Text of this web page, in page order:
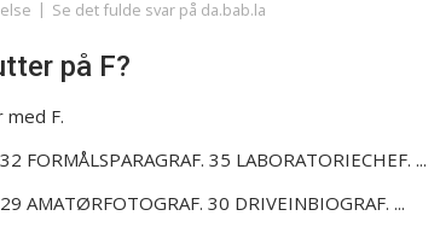
Se det fulde svar på da.bab.la
på F?
F.
FORMÅLSPARAGRAF. 35 LABORATORIECHEF. ...
AMATØRFOTOGRAF. 30 DRIVEINBIOGRAF. ...